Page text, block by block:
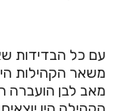
עם כל הבדידות
משאר הקהילות
מאב לבן הועברה